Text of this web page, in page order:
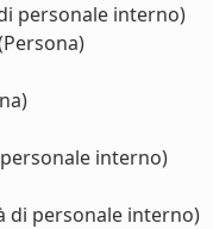
personale interno)
interno)
di personale interno)